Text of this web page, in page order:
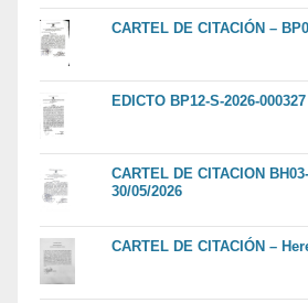
CARTEL DE CITACIÓN –
EDICTO BP12-S-2026-000327
CARTEL DE CITACION
30/05/2026
CARTEL DE CITACIÓN –